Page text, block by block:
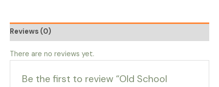
Reviews (0)
There are no reviews yet.
Be the first to review “Old School